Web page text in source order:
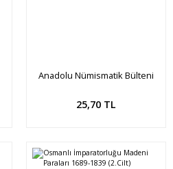
Anadolu Nümismatik Bülteni
25,70 TL
Sepete Ekle